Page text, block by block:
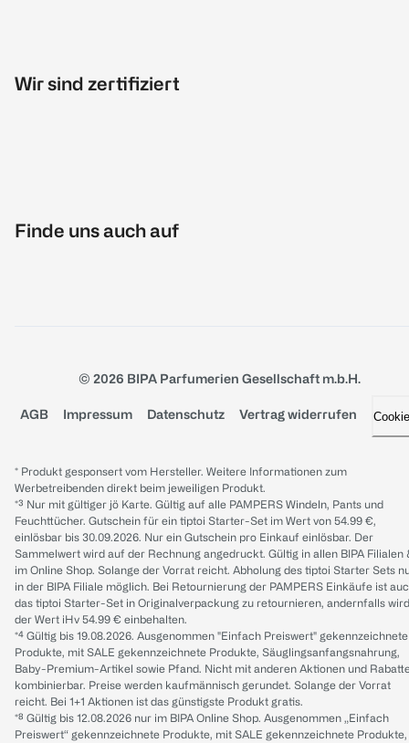
Wir sind zertifiziert
Finde uns auch auf
© 2026 BIPA Parfumerien Gesellschaft m.b.H.
AGB Impressum Datenschutz Vertrag widerrufen
* Produkt gesponsert vom Hersteller. Weitere Informationen zum
Werbetreibenden direkt beim jeweiligen Produkt.
*³ Nur mit gültiger jö Karte. Gültig auf alle PAMPERS Windeln, Pants und
Feuchttücher. Gutschein für ein tiptoi Starter-Set im Wert von 54.99 €,
einlösbar bis 30.09.2026. Nur ein Gutschein pro Einkauf einlösbar. Der
Sammelwert wird auf der Rechnung angedruckt. Gültig in allen BIPA Filialen
im Online Shop. Solange der Vorrat reicht. Abholung des tiptoi Starter Sets
in der BIPA Filiale möglich. Bei Retournierung der PAMPERS Einkäufe ist
das tiptoi Starter-Set in Originalverpackung zu retournieren, andernfalls wird
der Wert iHv 54.99 € einbehalten.
*⁴ Gültig bis 19.08.2026. Ausgenommen "Einfach Preiswert" gekennzeichnete
Produkte, mit SALE gekennzeichnete Produkte, Säuglingsanfangsnahrung,
Baby-Premium-Artikel sowie Pfand. Nicht mit anderen Aktionen und
kombinierbar. Preise werden kaufmännisch gerundet. Solange der Vorrat
reicht. Bei 1+1 Aktionen ist das günstigste Produkt gratis.
*⁸ Gültig bis 12.08.2026 nur im BIPA Online Shop. Ausgenommen „Einfach
Preiswert“ gekennzeichnete Produkte, mit SALE gekennzeichnete Produkte,